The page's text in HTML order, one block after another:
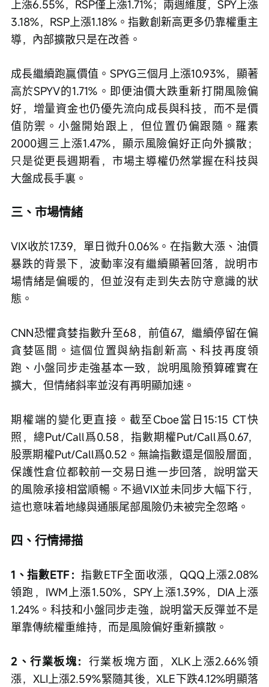
上漲6.55%，RSP僅上漲1.71%；兩週維度，SPY上漲
3.18%，RSP上漲1.18%。指數創新高更多仍靠權重主
導，內部擴散只是在改善。
成長繼續跑贏價值。SPYG三個月上漲10.93%，顯著
高於SPYV的1.71%。即便油價大跌重新打開風險偏
好，增量資金也仍優先流向成長與科技，而不是價
值防禦。小盤開始跟上，但位置仍偏跟隨。羅素
2000週三上漲1.47%，顯示風險偏好正向外擴散；
只是從更長週期看，市場主導權仍然掌握在科技與
大盤成長手裏。
三、市場情緒
VIX收於17.39，單日微升0.06%。在指數大漲、油價
暴跌的背景下，波動率沒有繼續顯著回落，說明市
場情緒是偏暖的，但並沒有走到失去防守意識的狀
態。
CNN恐懼貪婪指數升至68，前值67，繼續停留在偏
貪婪區間。這個位置與納指創新高、科技再度領
跑、小盤同步走強基本一致，說明風險預算確實在
擴大，但情緒斜率並沒有再明顯加速。
期權端的變化更直接。截至Cboe當日15:15 CT快
照，總Put/Call爲0.58，指數期權Put/Call爲0.67，
股票期權Put/Call爲0.52。無論指數還是個股層面，
保護性倉位都較前一交易日進一步回落，說明當天
的風險承接相當順暢。不過VIX並未同步大幅下行，
這也意味着地緣與通脹尾部風險仍未被完全忽略。
四、行情掃描
1、指數ETF：指數ETF全面收漲，QQQ上漲2.08%
領跑，IWM上漲1.50%，SPY上漲1.39%，DIA上漲
1.24%。科技和小盤同步走強，說明當天反彈並不是
單靠傳統權重維持，而是風險偏好重新擴散。
2、行業板塊： 行業板塊方面，XLK上漲2.66%領
漲，XLI上漲2.59%緊隨其後，XLE下跌4.12%明顯落